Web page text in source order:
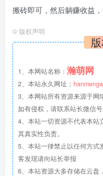
搬砖即可，然后躺赚收益
© 版权声明
1、本网站名称： 瀚萌网
2、本站永久网址：
3、本网站所有资源来源于网
如有侵权，请联系站长微信号
4、本站一切资源不代表本站
其真实性负责。
5、本站一律禁止以任何方式
客发现请向站长举报
6、本站资源大多存储在云盘